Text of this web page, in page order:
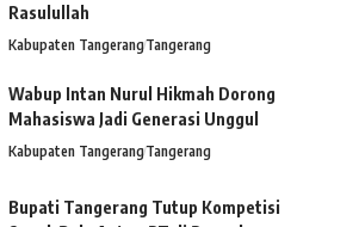
Rasulullah
Kabupaten TangerangTangerang
Wabup Intan Nurul Hikmah Dorong
Mahasiswa Jadi Generasi Unggul
Kabupaten TangerangTangerang
Bupati Tangerang Tutup Kompetisi